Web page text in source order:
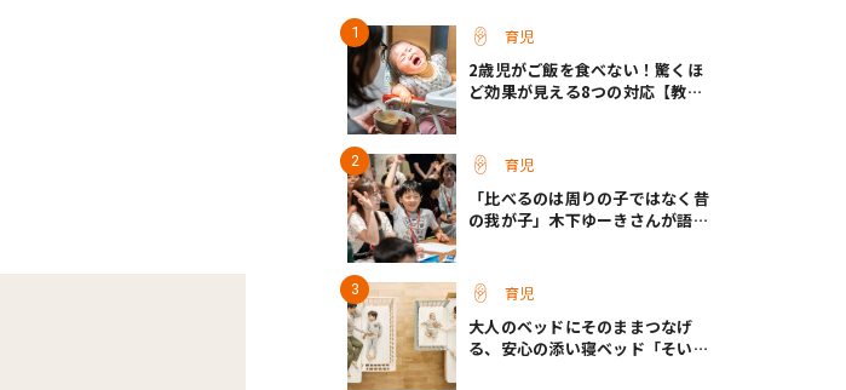
育児
2歳児がご飯を食べない！驚くほ
ど効果が見える8つの対応【教え
育児
「比べるのは周りの子ではなく昔
の我が子」木下ゆーきさんが語っ
育児
大人のベッドにそのままつなげ
る、安心の添い寝ベッド「そいね